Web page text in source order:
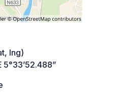
lng)
5°33’52.488”